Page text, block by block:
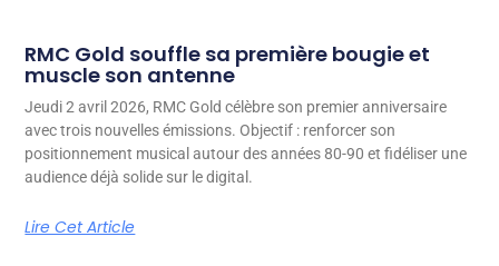
RMC Gold souffle sa première bougie et
muscle son antenne
Jeudi 2 avril 2026, RMC Gold célèbre son premier anniversaire
avec trois nouvelles émissions. Objectif : renforcer son
positionnement musical autour des années 80-90 et fidéliser une
audience déjà solide sur le digital.
Lire Cet Article